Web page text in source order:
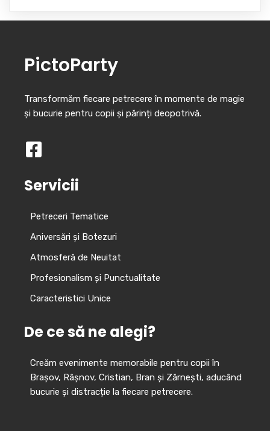
PictoParty
Transformăm fiecare petrecere în momente de magie
și bucurie pentru copii și părinți deopotrivă.
Servicii
Petreceri Tematice
Aniversări și Botezuri
Atmosferă de Neuitat
Profesionalism și Punctualitate
Caracteristici Unice
De ce să ne alegi?
Creăm evenimente memorabile pentru copii în
Brașov, Râșnov, Cristian, Bran și Zărnești, aducând
bucurie și distracție la fiecare petrecere.